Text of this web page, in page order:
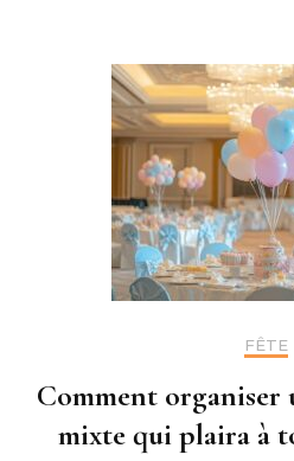
FÊTE
Comment organiser
mixte qui plaira à